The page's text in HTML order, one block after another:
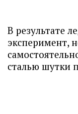
В результате
эксперимент,
сталью шутки